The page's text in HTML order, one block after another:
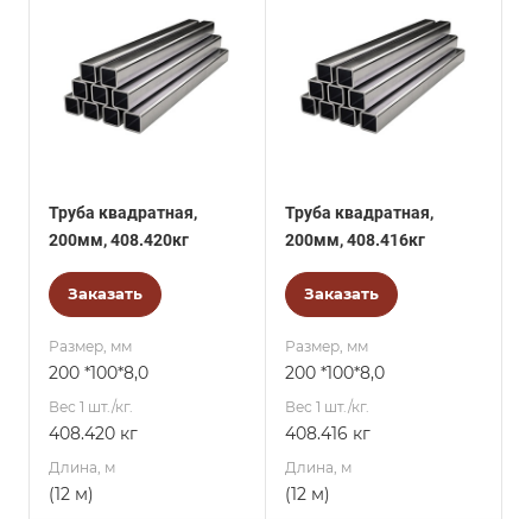
Труба квадратная,
200мм, 408.420кг
Заказать
Размер, мм
200 *100*8,0
Вес 1 шт./кг.
408.420 кг
Длина, м
(12 м)
Труба квадратная,
200мм, 408.416кг
Заказать
Размер, мм
200 *100*8,0
Вес 1 шт./кг.
408.416 кг
Длина, м
(12 м)